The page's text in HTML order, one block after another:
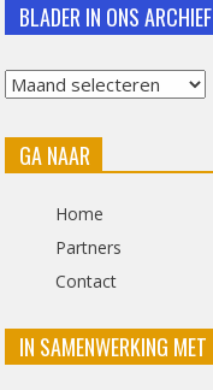
BLADER IN ONS ARCHIEF
Blader
ons
GA NAAR
Home
Partners
Contact
IN SAMENWERKING MET